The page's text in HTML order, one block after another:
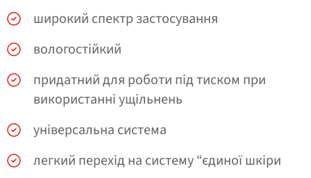
широкий спектр застосування
вологостійкий
придатний для роботи під тиском при
використанні ущільнень
універсальна система
легкий перехід на систему “єдиної шкіри